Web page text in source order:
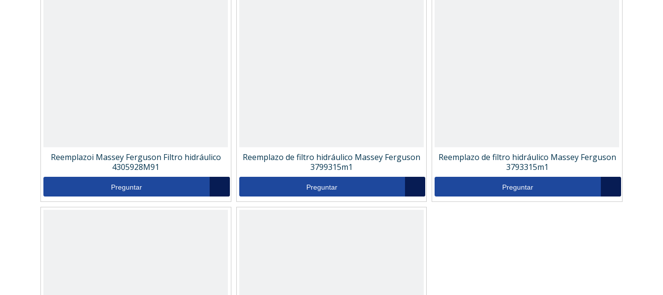
Reemplazoi Massey Ferguson Filtro hidráulico
4305928M91
Preguntar
Reemplazo de filtro hidráulico Massey Ferguson
3799315m1
Preguntar
Reemplazo de filtro hidráulico Massey Ferguson
3793315m1
Preguntar